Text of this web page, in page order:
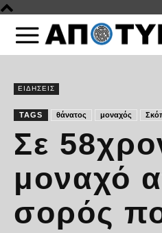
ΕΙΔΗΣΕΙΣ
TAGS θάνατος μοναχός
Σε
μοναχό
σορός